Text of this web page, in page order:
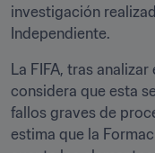
investigación
Independiente.
La FIFA, tras
considera que esta
fallos graves de
estima que la